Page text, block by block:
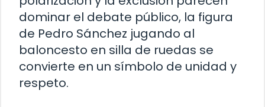
dominar el debate público, la figura
de Pedro Sánchez jugando al
baloncesto en silla de ruedas se
convierte en un símbolo de unidad y
respeto.